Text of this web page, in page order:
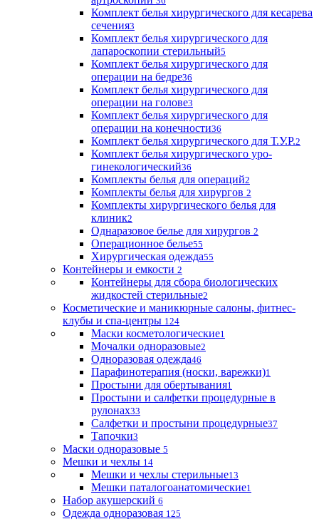
Комплект белья хирургического для кесарева
сечения3
Комплект белья хирургического для
лапароскопии стерильный5
Комплект белья хирургического для
операции на бедре36
Комплект белья хирургического для
операции на голове3
Комплект белья хирургического для
операции на конечности36
Комплект белья хирургического для Т.У.Р.2
Комплект белья хирургического уро-
гинекологический36
Комплекты белья для операций2
Комплекты белья для хирургов 2
Комплекты хирургического белья для
клиник2
Однаразовое белье для хирургов 2
Операционное белье55
Хирургическая одежда55
Контейнеры и емкости 2
Контейнеры для сбора биологических
жидкостей стерильные2
Косметические и маникюрные салоны, фитнес-
клубы и спа-центры 124
Маски косметологические1
Мочалки одноразовые2
Одноразовая одежда46
Парафинотерапия (носки, варежки)1
Простыни для обертывания1
Простыни и салфетки процедурные в
рулонах33
Салфетки и простыни процедурные37
Тапочки3
Маски одноразовые 5
Мешки и чехлы 14
Мешки и чехлы стерильные13
Мешки паталогоанатомические1
Набор акушерский 6
Одежда одноразовая 125